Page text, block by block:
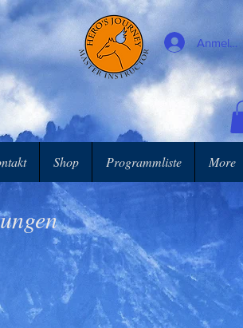
Anmelden
Shop Programmliste More